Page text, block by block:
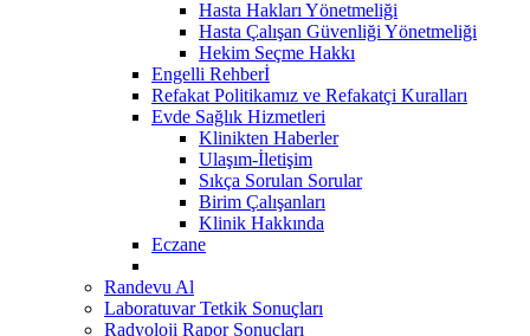
Hasta Hakları Yönetmeliği
Hasta Çalışan Güvenliği Yönetmeliği
Hekim Seçme Hakkı
Engelli Rehberİ
Refakat Politikamız ve Refakatçi Kuralları
Evde Sağlık Hizmetleri
Klinikten Haberler
Ulaşım-İletişim
Sıkça Sorulan Sorular
Birim Çalışanları
Klinik Hakkında
Eczane
Randevu Al
Laboratuvar Tetkik Sonuçları
Radyoloji Rapor Sonuçları